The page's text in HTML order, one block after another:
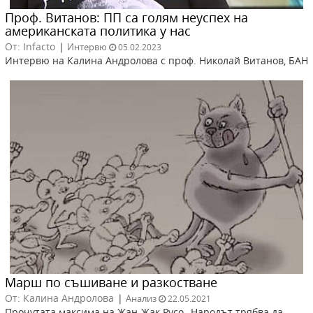
Проф. Витанов: ПП са голям неуспех на
американската политика у нас
От: Infacto | Интервю 05.02.2023
Интервю на Калина Андролова с проф. Николай Витанов, БАН
Марш по съшиване и разкостване
От: Калина Андролова | Анализ 22.05.2021